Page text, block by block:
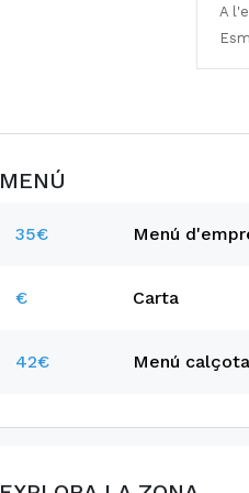
A
MENÚ
35€ Menú
€ Carta
42€ Menú